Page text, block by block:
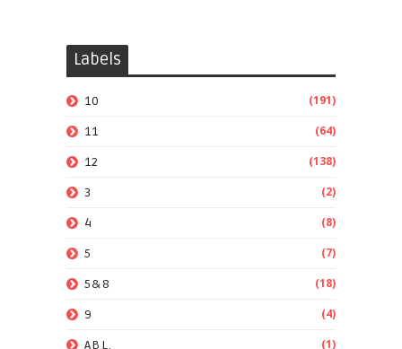
Labels
10 (191)
11 (64)
12 (138)
3 (2)
4 (8)
5 (7)
5&8 (18)
9 (4)
ABL. (1)